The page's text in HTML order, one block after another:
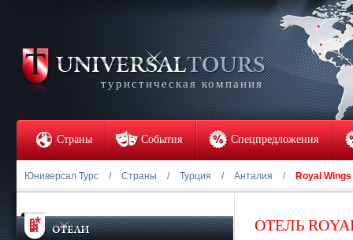
туристическая компания
Страны События Спецпредложения
Юниверсал Турс / Страны / Турция / Анталия / Royal
ОТЕЛЬ